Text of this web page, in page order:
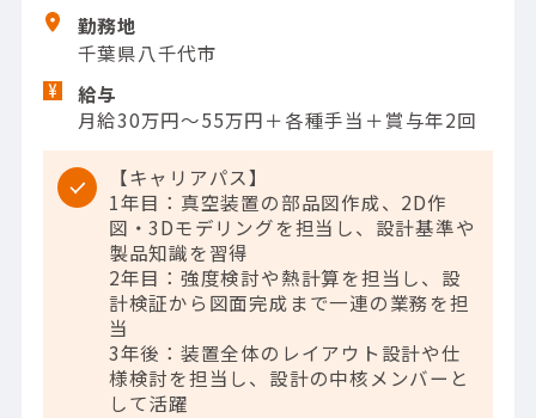
勤務地
千葉県八千代市
給与
月給30万円～55万円＋各種手当＋賞与年2回
【キャリアパス】
1年目：真空装置の部品図作成、2D作
図・3Dモデリングを担当し、設計基準や
製品知識を習得
2年目：強度検討や熱計算を担当し、設
計検証から図面完成まで一連の業務を担
当
3年後：装置全体のレイアウト設計や仕
様検討を担当し、設計の中核メンバーと
して活躍